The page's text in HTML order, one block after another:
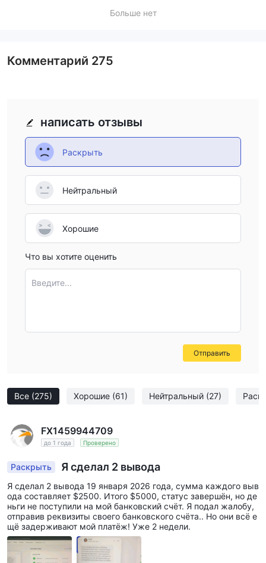
Больше нет
Все (275) Хорошие (61) Нейтральный (27)
FX1459944709
до 1 года Проверено
Раскрыть Я сделал 2 вывода
Я сделал 2 вывода 19 января 2026 года, сумма каждого выв
ода составляет $2500. Итого $5000, статус завершён, но де
ньги не поступили на мой банковский счёт. Я подал жалобу,
отправив реквизиты своего банковского счёта.. Но они всё е
щё задерживают мой платёж! Уже 2 недели.
написать отзывы
Раскрыть
Нейтральный
Хорошие
Что вы хотите оценить
Введите...
Отправить
Комментарий 275